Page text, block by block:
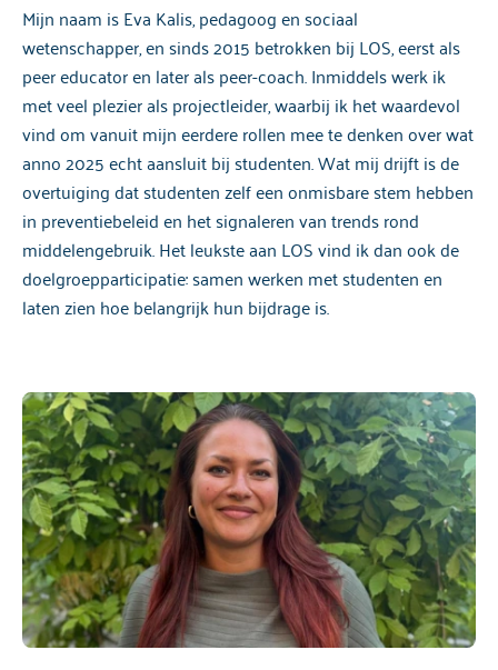
Mijn naam is Eva Kalis, pedagoog en sociaal
wetenschapper, en sinds 2015 betrokken bij LOS, eerst als
peer educator en later als peer-coach. Inmiddels werk ik
met veel plezier als projectleider, waarbij ik het waardevol
vind om vanuit mijn eerdere rollen mee te denken over wat
anno 2025 echt aansluit bij studenten. Wat mij drijft is de
overtuiging dat studenten zelf een onmisbare stem hebben
in preventiebeleid en het signaleren van trends rond
middelengebruik. Het leukste aan LOS vind ik dan ook de
doelgroepparticipatie: samen werken met studenten en
laten zien hoe belangrijk hun bijdrage is.